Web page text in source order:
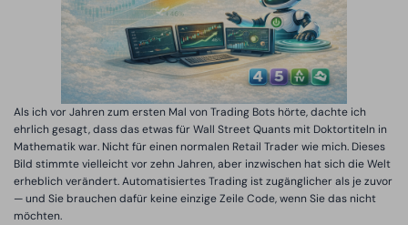
Als ich vor Jahren zum ersten Mal von Trading Bots hörte, dachte ich
ehrlich gesagt, dass das etwas für Wall Street Quants mit Doktortiteln in
Mathematik war. Nicht für einen normalen Retail Trader wie mich. Dieses
Bild stimmte vielleicht vor zehn Jahren, aber inzwischen hat sich die Welt
erheblich verändert. Automatisiertes Trading ist zugänglicher als je zuvor
— und Sie brauchen dafür keine einzige Zeile Code, wenn Sie das nicht
möchten.